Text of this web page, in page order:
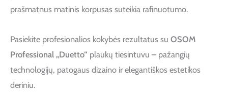
prašmatnus matinis korpusas suteikia rafinuotumo.
Pasiekite profesionalios kokybės rezultatus su OSOM
Professional „Duetto“ plaukų tiesintuvu – pažangių
technologijų, patogaus dizaino ir elegantiškos estetikos
deriniu.